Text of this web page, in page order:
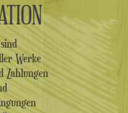
Werke
Zahlungen